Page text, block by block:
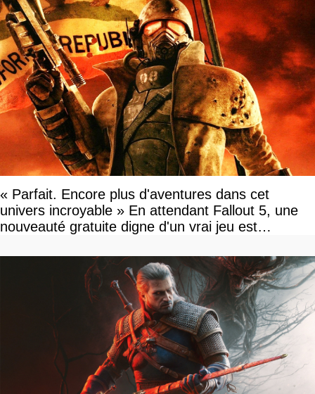
« Parfait. Encore plus d'aventures dans cet
univers incroyable » En attendant Fallout 5, une
nouveauté gratuite digne d'un vrai jeu est